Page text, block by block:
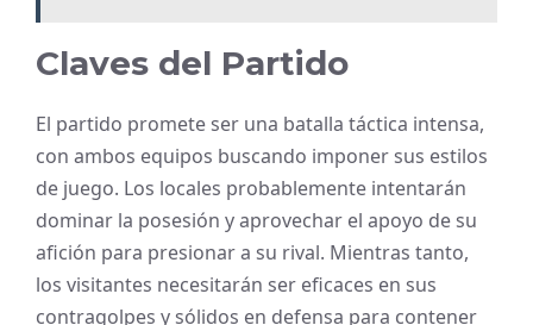
Claves del Partido
El partido promete ser una batalla táctica intensa,
con ambos equipos buscando imponer sus estilos
de juego. Los locales probablemente intentarán
dominar la posesión y aprovechar el apoyo de su
afición para presionar a su rival. Mientras tanto,
los visitantes necesitarán ser eficaces en sus
contragolpes y sólidos en defensa para contener